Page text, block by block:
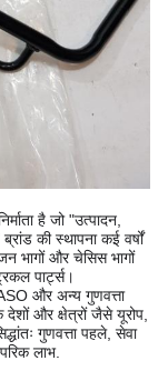
है जो "उत्पादन,
की स्थापना कई वर्षों
भागों और चेसिस भागों
पार्ट्स।
और अन्य गुणवत्ता
और क्षेत्रों जैसे यूरोप,
गुणवत्ता पहले, सेवा
लाभ.